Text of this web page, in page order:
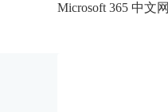
Microsoft 365 中文网